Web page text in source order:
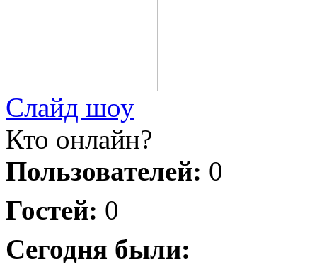
Слайд шоу
Кто онлайн?
Пользователей: 0
Гостей: 0
Сегодня были: